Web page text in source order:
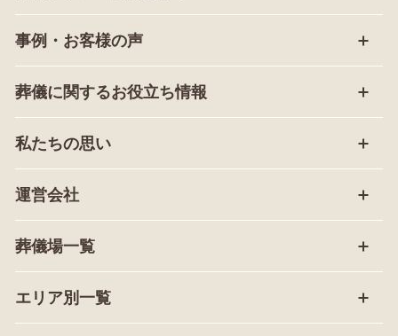
事例・お客様の声
葬儀に関するお役立ち情報
私たちの思い
運営会社
葬儀場一覧
エリア別一覧